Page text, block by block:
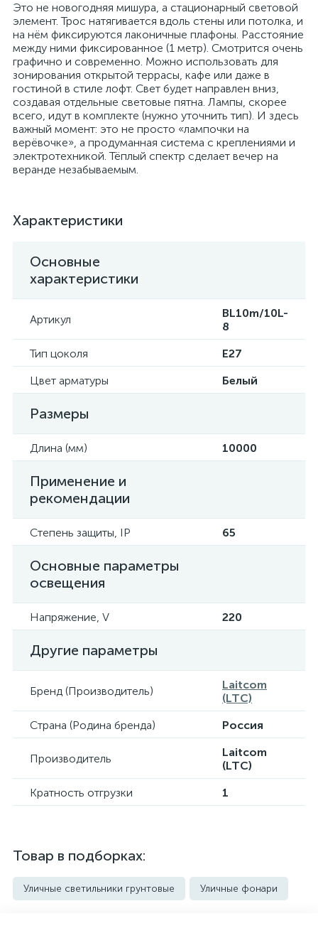
Это не новогодняя мишура, а стационарный световой
элемент. Трос натягивается вдоль стены или потолка, и
на нём фиксируются лаконичные плафоны. Расстояние
между ними фиксированное (1 метр). Смотрится очень
графично и современно. Можно использовать для
зонирования открытой террасы, кафе или даже в
гостиной в стиле лофт. Свет будет направлен вниз,
создавая отдельные световые пятна. Лампы, скорее
всего, идут в комплекте (нужно уточнить тип). И здесь
важный момент: это не просто «лампочки на
верёвочке», а продуманная система с креплениями и
электротехникой. Тёплый спектр сделает вечер на
веранде незабываемым.
Характеристики
Основные
характеристики
Артикул
BL10m/10L-
8
Тип цоколя
E27
Цвет арматуры
Белый
Размеры
Длина (мм) 10000
Применение и
рекомендации
Степень защиты, IP 65
Основные параметры
освещения
Напряжение, V 220
Другие параметры
Бренд (Производитель)
Laitcom
(LTC)
Страна (Родина бренда)
Россия
Производитель
Laitcom
(LTC)
Кратность отгрузки
1
Товар в подборках:
Уличные светильники грунтовые Уличные фонари